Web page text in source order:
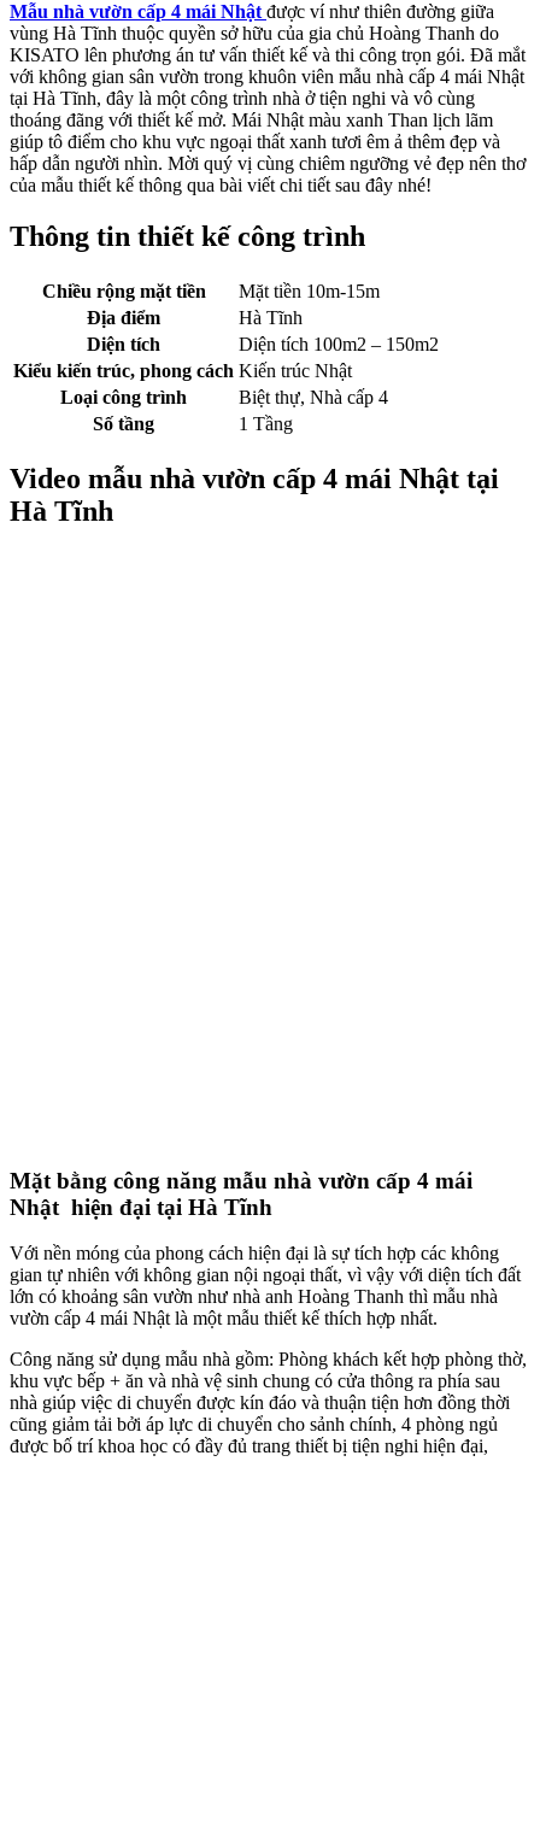
Mẫu nhà vườn cấp 4 mái Nhật được ví như thiên đường giữa
vùng Hà Tĩnh thuộc quyền sở hữu của gia chủ Hoàng Thanh do
KISATO lên phương án tư vấn thiết kế và thi công trọn gói. Đã mắt
với không gian sân vườn trong khuôn viên mẫu nhà cấp 4 mái Nhật
tại Hà Tĩnh, đây là một công trình nhà ở tiện nghi và vô cùng
thoáng đãng với thiết kế mở. Mái Nhật màu xanh Than lịch lãm
giúp tô điểm cho khu vực ngoại thất xanh tươi êm ả thêm đẹp và
hấp dẫn người nhìn. Mời quý vị cùng chiêm ngưỡng vẻ đẹp nên thơ
của mẫu thiết kế thông qua bài viết chi tiết sau đây nhé!
Thông tin thiết kế công trình
Chiều rộng mặt tiền
Mặt tiền 10m-15m
Địa điểm
Hà Tĩnh
Diện tích
Diện tích 100m2 – 150m2
Kiểu kiến trúc, phong cách Kiến trúc Nhật
Loại công trình
Biệt thự, Nhà cấp 4
Số tầng
1 Tầng
Video mẫu nhà vườn cấp 4 mái Nhật tại
Hà Tĩnh
Mặt bằng công năng mẫu nhà vườn cấp 4 mái
Nhật hiện đại tại Hà Tĩnh
Với nền móng của phong cách hiện đại là sự tích hợp các không
gian tự nhiên với không gian nội ngoại thất, vì vậy với diện tích đất
lớn có khoảng sân vườn như nhà anh Hoàng Thanh thì mẫu nhà
vườn cấp 4 mái Nhật là một mẫu thiết kế thích hợp nhất.
Công năng sử dụng mẫu nhà gồm: Phòng khách kết hợp phòng thờ,
khu vực bếp + ăn và nhà vệ sinh chung có cửa thông ra phía sau
nhà giúp việc di chuyển được kín đáo và thuận tiện hơn đồng thời
cũng giảm tải bởi áp lực di chuyển cho sảnh chính, 4 phòng ngủ
được bố trí khoa học có đầy đủ trang thiết bị tiện nghi hiện đại,